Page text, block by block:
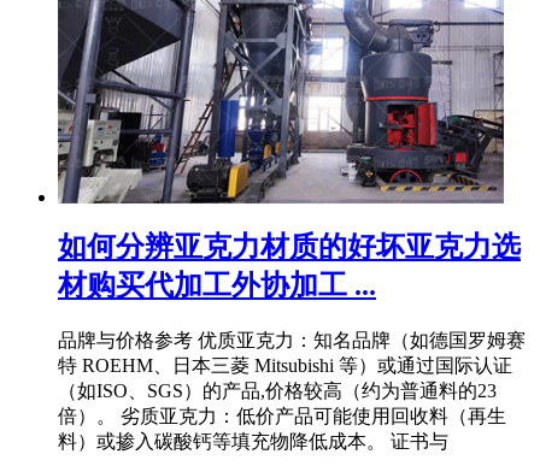
如何分辨亚克力材质的好坏亚克力选
材购买代加工外协加工 ...
品牌与价格参考 优质亚克力：知名品牌（如德国罗姆赛
特 ROEHM、日本三菱 Mitsubishi 等）或通过国际认证
（如ISO、SGS）的产品,价格较高（约为普通料的23
倍）。 劣质亚克力：低价产品可能使用回收料（再生
料）或掺入碳酸钙等填充物降低成本。 证书与